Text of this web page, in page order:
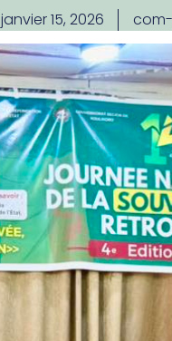
janvier 15, 2026